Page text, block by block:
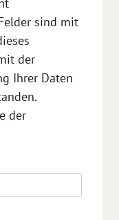
sind mit
der
Ihrer Daten
der